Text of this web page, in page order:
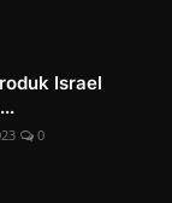
Israel
0